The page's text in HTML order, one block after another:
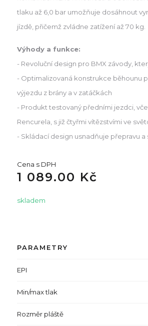
tlaku až 6,0 bar umožňuje dosáhnout
jízdě, přičemž zvládne zatížení až 70 kg.
Výhody a funkce:
- Revoluční design pro BMX závody,
- Optimalizovaná konstrukce běhounu
výjezdu z brány a v zatáčkách
- Produkt testovaný předními jezdci,
Rencurela, s již čtyřmi vítězstvími ve
- Skládací design usnadňuje přepravu a
Cena s DPH
1 089.00 Kč
skladem
PARAMETRY
EPI
Min/max tlak
Rozměr pláště